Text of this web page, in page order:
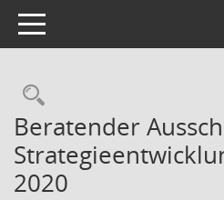
Toggle navigation
Rechercheauswahl
Beratender
2020